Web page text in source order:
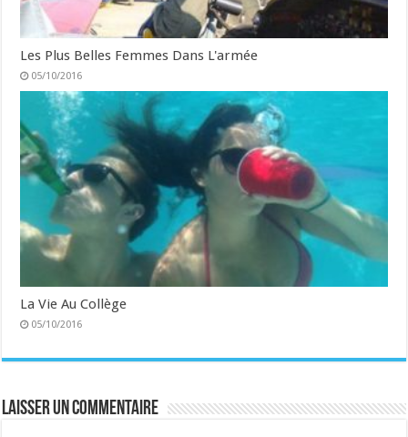
Les Plus Belles Femmes Dans L'armée
05/10/2016
La Vie Au Collège
05/10/2016
Laisser un commentaire